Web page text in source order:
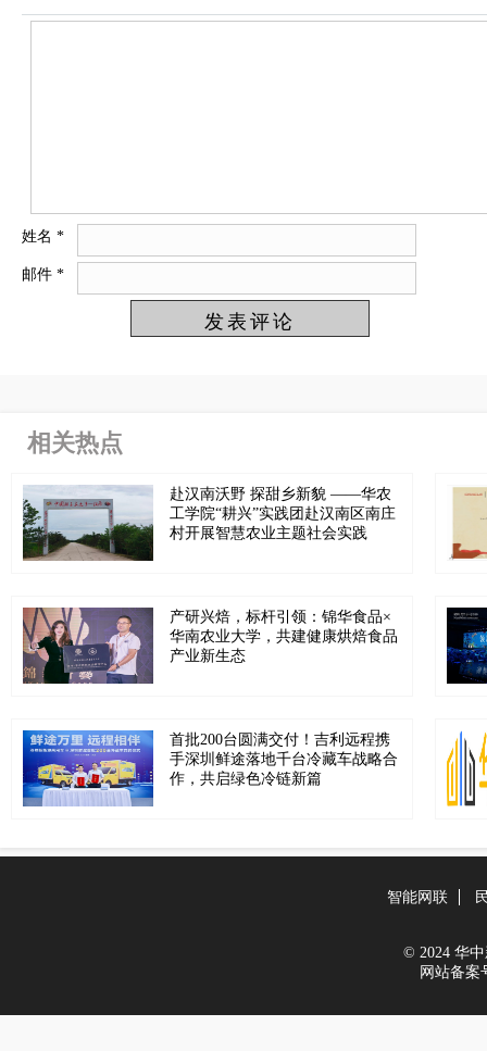
姓名 *
邮件 *
相关热点
赴汉南沃野 探甜乡新貌 ——华农
工学院“耕兴”实践团赴汉南区南庄
村开展智慧农业主题社会实践
产研兴焙，标杆引领：锦华食品×
华南农业大学，共建健康烘焙食品
产业新生态
首批200台圆满交付！吉利远程携
手深圳鲜途落地千台冷藏车战略合
作，共启绿色冷链新篇
智能网联
© 2024 华中
网站备案